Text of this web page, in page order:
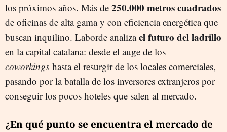
los próximos años. Más de 250.000 metros cuadrados
de oficinas de alta gama y con eficiencia energética que
buscan inquilino. Laborde analizael futuro del ladrillo
en la capital catalana: desde el auge de los
coworkings hasta el resurgir de los locales comerciales,
pasando por la batalla de los inversores extranjeros por
conseguir los pocos hoteles que salen al mercado.
¿En qué punto se encuentra el mercado de